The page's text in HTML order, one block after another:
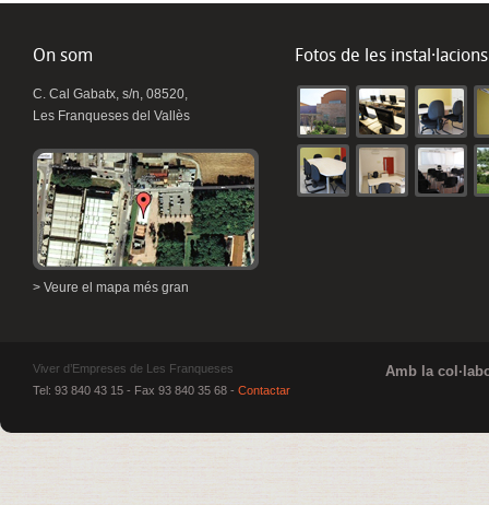
On som
C. Cal Gabatx, s/n, 08520,
Les Franqueses del Vallès
> Veure el mapa més gran
Fotos de les instal·lacions
Viver d’Empreses de Les Franqueses
Tel: 93 840 43 15 - Fax 93 840 35 68 - Contactar
Amb la